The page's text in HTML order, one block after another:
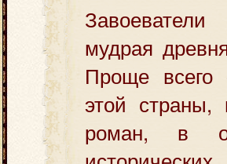
мудрая
Проще всего
этой страны,
роман, в